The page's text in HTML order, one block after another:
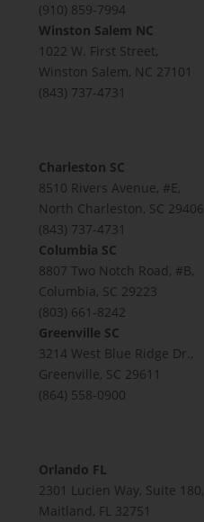
(910) 859-7994
Winston Salem NC
1022 W. First Street,
Winston Salem, NC 27101
(843) 737-4731
Charleston SC
8510 Rivers Avenue, #E,
North Charleston, SC 29406
(843) 737-4731
Columbia SC
8807 Two Notch Road, #B,
Columbia, SC 29223
(803) 661-8242
Greenville SC
3214 West Blue Ridge Dr.,
Greenville, SC 29611
(864) 558-0900
Orlando FL
2301 Lucien Way, Suite 180,
Maitland, FL 32751